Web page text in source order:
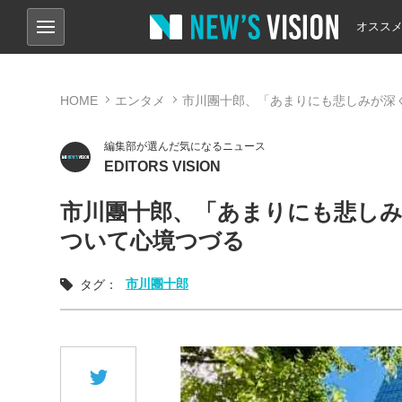
オスス
HOME エンタメ 市川團十郎、「あまりにも悲しみが
編集部が選んだ気になるニュース
EDITORS VISION
市川團十郎、「あまりにも悲し
ついて心境つづる
タグ： 市川團十郎